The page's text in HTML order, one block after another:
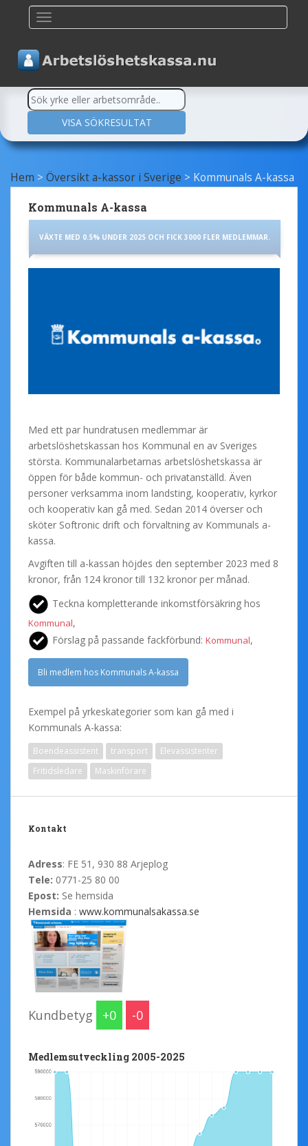
Hem > Översikt a-kassor i Sverige > Kommunals A-kassa
Kommunals A-kassa
VÄXTE MED 0.5% UNDER 2025 OCH FICK 3000 FLER MEDLEMMAR.
Med ett par hundratusen medlemmar är
arbetslöshetskassan hos Kommunal en av Sveriges
största. Kommunalarbetarnas arbetslöshetskassa är
öppen för både kommun- och privatanställd. Även
personer verksamma inom landsting, kooperativ, kyrkor
och kooperativ kan gå med. Sedan 2014 överser och
sköter Softronic drift och förvaltning av Kommunals a-
kassa.
Avgiften till a-kassan höjdes den september 2023 med 8
kronor, från 124 kronor till 132 kronor per månad.
Teckna kompletterande inkomstförsäkring hos
Kommunal,
Förslag på passande fackförbund: Kommunal,
Bli medlem hos Kommunals A-kassa
Exempel på yrkeskategorier som kan gå med i
Kommunals A-kassa:
Boendeassistent transport
Elevassistenter
Fritidsledare
Maskinförare
Kontakt
Adress: FE 51, 930 88 Arjeplog
Tele: 0771-25 80 00
Epost: Se hemsida
Hemsida : www.kommunalsakassa.se
Kundbetyg 0 0
Medlemsutveckling 2005-2025